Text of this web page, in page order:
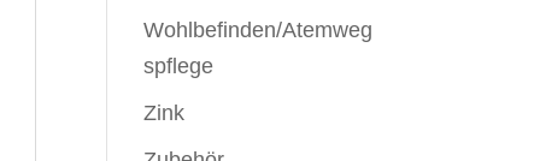
Wohlbefinden/Atemweg
spflege
Zink